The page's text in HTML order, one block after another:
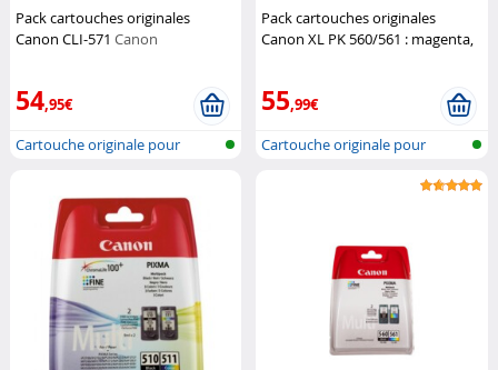
Pack cartouches originales
Canon CLI-571 Canon
54,95€
Cartouche originale pour
Pack cartouches originales
Canon XL PK 560/561 : magenta,
55,99€
Cartouche originale pour